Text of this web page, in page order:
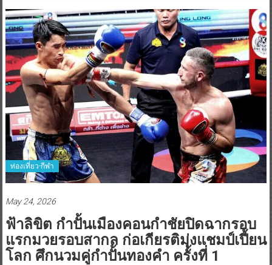
ท่องเที่ยว-กีฬา
May 24, 2026
ฟ้าลิขิต กำปั้นเมืองคอนกำชัยปิดฉากรอบ
แรกมวยรอบสากล ก่อเกียรติมุ่งแชมป์เปี้ยน
โลก ศึกนวมคู่กำปั้นทองคำ ครั้งที่ 1